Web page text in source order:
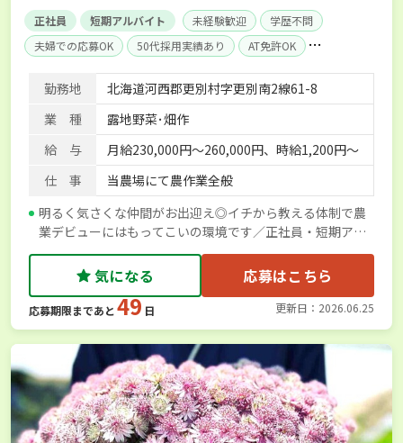
正社員 短期アルバイト 未経験歓迎
学歴不問
夫婦での応募OK
50代採用実績あり
AT免許OK
残業月20時間以内
賞与実績あり
年間休日100日以上
社会保険完備
勤務地
北海道河西郡更別村字更別南2線61-8
業 種
露地野菜･畑作
給 与
月給230,000円〜260,000円、時給1,200円～
仕 事
当農場にて農作業全般
明るく気さくな仲間がお出迎え◎イチから教える体制で農
業デビューにはもってこいの環境です／正社員・短期アル
バイト募集
気になる 応募はこちら
応募期限まであと 49 日 更新日：2026.06.25